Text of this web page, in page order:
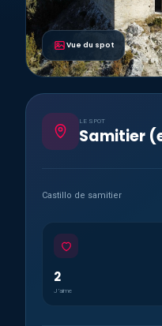
Vue du spot
LE SPOT
Samitier
Castillo de samitier
2
J’aime